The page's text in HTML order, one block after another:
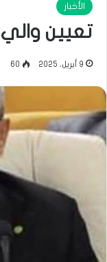
الأخبار
تعيين
9 أبريل، 2025 60